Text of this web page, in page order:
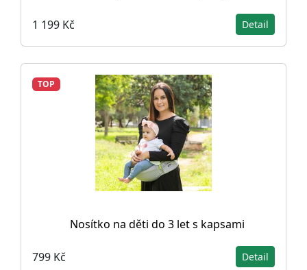
1 199 Kč Detail
TOP
Nosítko na děti do 3 let s kapsami
799 Kč Detail